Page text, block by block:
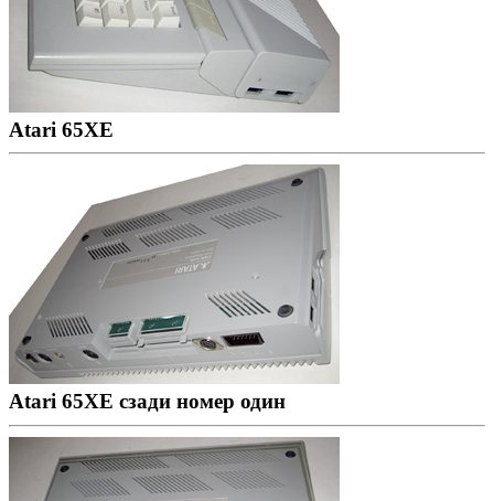
Atari 65XE
Atari 65XE сзади номер один